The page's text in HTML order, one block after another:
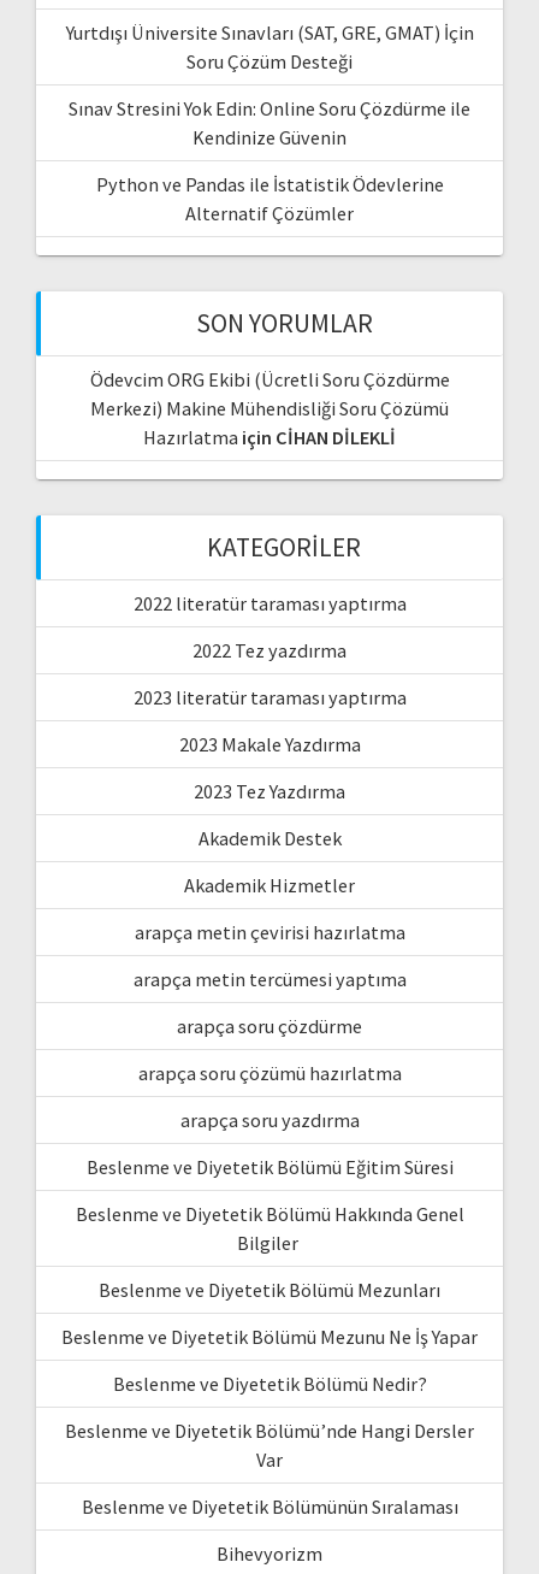
Yurtdışı Üniversite Sınavları (SAT, GRE, GMAT) İçin
Soru Çözüm Desteği
Sınav Stresini Yok Edin: Online Soru Çözdürme ile
Kendinize Güvenin
Python ve Pandas ile İstatistik Ödevlerine
Alternatif Çözümler
SON YORUMLAR
Ödevcim ORG Ekibi (Ücretli Soru Çözdürme
Merkezi) Makine Mühendisliği Soru Çözümü
Hazırlatma için CİHAN DİLEKLİ
KATEGORILER
2022 literatür taraması yaptırma
2022 Tez yazdırma
2023 literatür taraması yaptırma
2023 Makale Yazdırma
2023 Tez Yazdırma
Akademik Destek
Akademik Hizmetler
arapça metin çevirisi hazırlatma
arapça metin tercümesi yaptıma
arapça soru çözdürme
arapça soru çözümü hazırlatma
arapça soru yazdırma
Beslenme ve Diyetetik Bölümü Eğitim Süresi
Beslenme ve Diyetetik Bölümü Hakkında Genel
Bilgiler
Beslenme ve Diyetetik Bölümü Mezunları
Beslenme ve Diyetetik Bölümü Mezunu Ne İş Yapar
Beslenme ve Diyetetik Bölümü Nedir?
Beslenme ve Diyetetik Bölümü’nde Hangi Dersler
Var
Beslenme ve Diyetetik Bölümünün Sıralaması
Bihevyorizm